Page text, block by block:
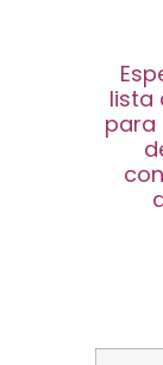
lista
para